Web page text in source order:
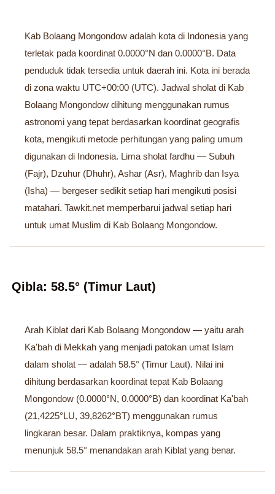
Kab Bolaang Mongondow adalah kota di Indonesia yang
terletak pada koordinat 0.0000°N dan 0.0000°B. Data
penduduk tidak tersedia untuk daerah ini. Kota ini berada
di zona waktu UTC+00:00 (UTC). Jadwal sholat di Kab
Bolaang Mongondow dihitung menggunakan rumus
astronomi yang tepat berdasarkan koordinat geografis
kota, mengikuti metode perhitungan yang paling umum
digunakan di Indonesia. Lima sholat fardhu — Subuh
(Fajr), Dzuhur (Dhuhr), Ashar (Asr), Maghrib dan Isya
(Isha) — bergeser sedikit setiap hari mengikuti posisi
matahari. Tawkit.net memperbarui jadwal setiap hari
untuk umat Muslim di Kab Bolaang Mongondow.
Qibla: 58.5° (Timur Laut)
Arah Kiblat dari Kab Bolaang Mongondow — yaitu arah
Ka'bah di Mekkah yang menjadi patokan umat Islam
dalam sholat — adalah 58.5° (Timur Laut). Nilai ini
dihitung berdasarkan koordinat tepat Kab Bolaang
Mongondow (0.0000°N, 0.0000°B) dan koordinat Ka'bah
(21,4225°LU, 39,8262°BT) menggunakan rumus
lingkaran besar. Dalam praktiknya, kompas yang
menunjuk 58.5° menandakan arah Kiblat yang benar.